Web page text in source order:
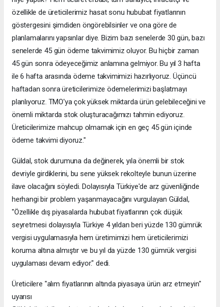
özellikle de üreticilerimiz hasat sonu hububat fiyatlarının
göstergesini şimdiden öngörebilsinler ve ona göre de
planlamalarını yapsınlar diye. Bizim bazı senelerde 30 gün, bazı
senelerde 45 gün ödeme takvimimiz oluyor. Bu hiçbir zaman
45 gün sonra ödeyeceğimiz anlamına gelmiyor. Bu yıl 3 hafta
ile 6 hafta arasında ödeme takvimimizi hazırlıyoruz. Üçüncü
haftadan sonra üreticilerimize ödemelerimizi başlatmayı
planlıyoruz. TMO'ya çok yüksek miktarda ürün gelebileceğini ve
önemli miktarda stok oluşturacağımızı tahmin ediyoruz.
Üreticilerimize mahcup olmamak için en geç 45 gün içinde
ödeme takvimi diyoruz."
Güldal, stok durumuna da değinerek, yıla önemli bir stok
devriyle girdiklerini, bu sene yüksek rekolteyle bunun üzerine
ilave olacağını söyledi. Dolayısıyla Türkiye'de arz güvenliğinde
herhangi bir problem yaşanmayacağını vurgulayan Güldal,
"Özellikle dış piyasalarda hububat fiyatlarının çok düşük
seyretmesi dolayısıyla Türkiye 4 yıldan beri yüzde 130 gümrük
vergisi uygulamasıyla hem üretimimizi hem üreticilerimizi
koruma altına almıştır ve bu yıl da yüzde 130 gümrük vergisi
uygulaması devam ediyor." dedi.
Üreticilere "alım fiyatlarının altında piyasaya ürün arz etmeyin"
uyarısı